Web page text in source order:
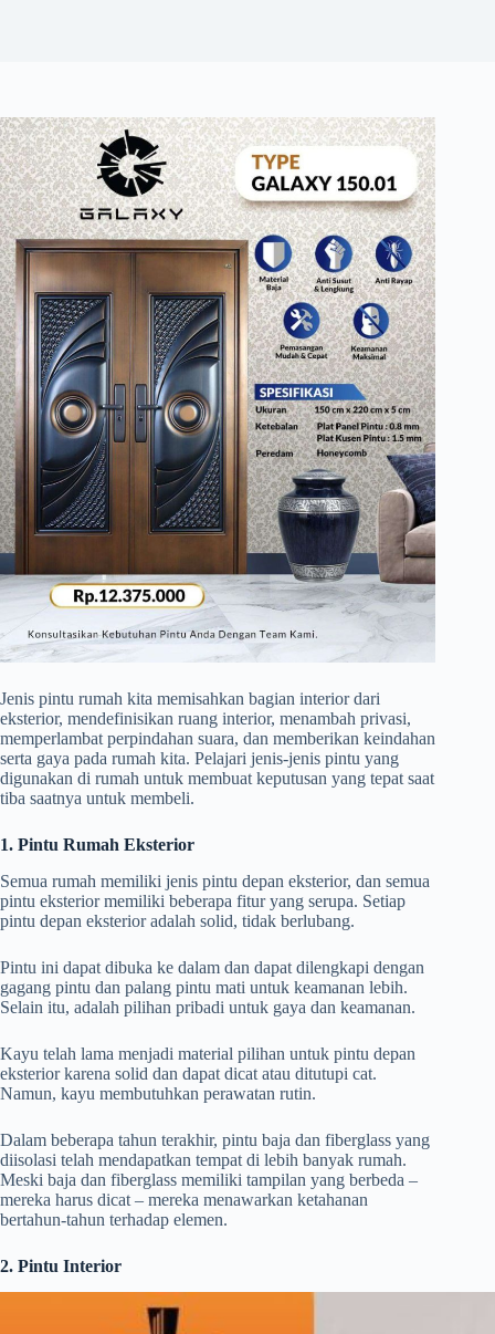
Jenis pintu rumah kita memisahkan bagian interior dari
eksterior, mendefinisikan ruang interior, menambah privasi,
memperlambat perpindahan suara, dan memberikan keindahan
serta gaya pada rumah kita. Pelajari jenis-jenis pintu yang
digunakan di rumah untuk membuat keputusan yang tepat saat
tiba saatnya untuk membeli.
1. Pintu Rumah Eksterior
Semua rumah memiliki jenis pintu depan eksterior, dan semua
pintu eksterior memiliki beberapa fitur yang serupa. Setiap
pintu depan eksterior adalah solid, tidak berlubang.
Pintu ini dapat dibuka ke dalam dan dapat dilengkapi dengan
gagang pintu dan palang pintu mati untuk keamanan lebih.
Selain itu, adalah pilihan pribadi untuk gaya dan keamanan.
Kayu telah lama menjadi material pilihan untuk pintu depan
eksterior karena solid dan dapat dicat atau ditutupi cat.
Namun, kayu membutuhkan perawatan rutin.
Dalam beberapa tahun terakhir, pintu baja dan fiberglass yang
diisolasi telah mendapatkan tempat di lebih banyak rumah.
Meski baja dan fiberglass memiliki tampilan yang berbeda –
mereka harus dicat – mereka menawarkan ketahanan
bertahun-tahun terhadap elemen.
2. Pintu Interior